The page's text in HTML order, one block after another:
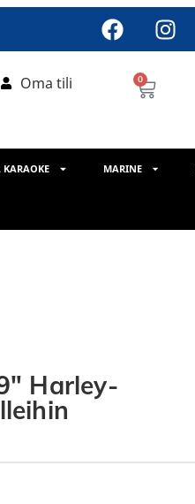
Oma tili 0
KARAOKE MARINE
Harley-